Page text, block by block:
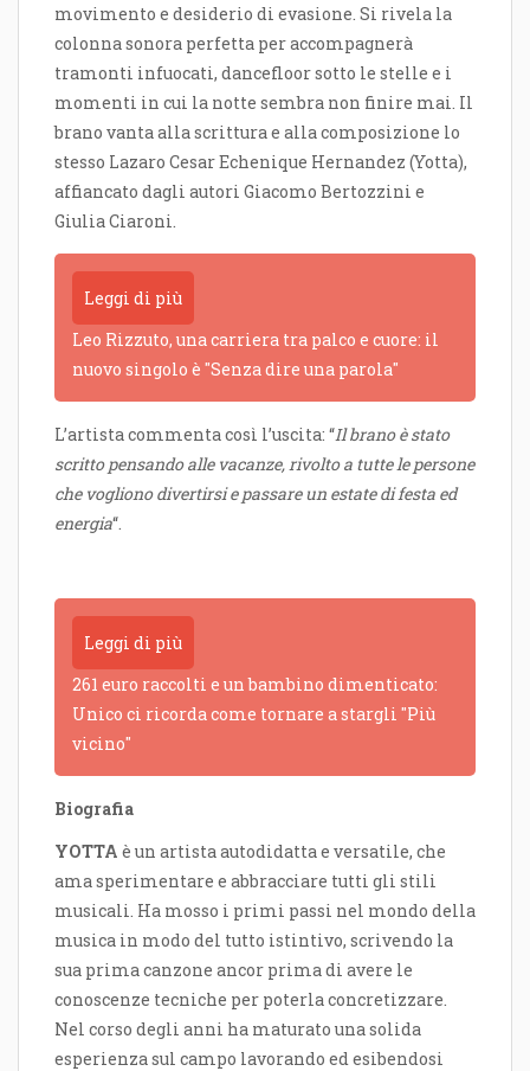
movimento e desiderio di evasione. Si rivela la
colonna sonora perfetta per accompagnerà
tramonti infuocati, dancefloor sotto le stelle e i
momenti in cui la notte sembra non finire mai. Il
brano vanta alla scrittura e alla composizione lo
stesso Lazaro Cesar Echenique Hernandez (Yotta),
affiancato dagli autori Giacomo Bertozzini e
Giulia Ciaroni.
Leggi di più
Leo Rizzuto, una carriera tra palco e cuore: il
nuovo singolo è "Senza dire una parola"
L’artista commenta così l’uscita: “Il brano è stato
scritto pensando alle vacanze, rivolto a tutte le persone
che vogliono divertirsi e passare un estate di festa ed
energia“.
Leggi di più
261 euro raccolti e un bambino dimenticato:
Unico ci ricorda come tornare a stargli "Più
vicino"
Biografia
YOTTA è un artista autodidatta e versatile, che
ama sperimentare e abbracciare tutti gli stili
musicali. Ha mosso i primi passi nel mondo della
musica in modo del tutto istintivo, scrivendo la
sua prima canzone ancor prima di avere le
conoscenze tecniche per poterla concretizzare.
Nel corso degli anni ha maturato una solida
esperienza sul campo lavorando ed esibendosi